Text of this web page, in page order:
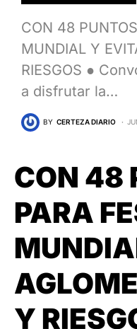
CON 48
MUNDIAL Y
RIESGOS ●
a disfrutar la…
BY CERTEZA DIARIO
CON 48
PARA
Y